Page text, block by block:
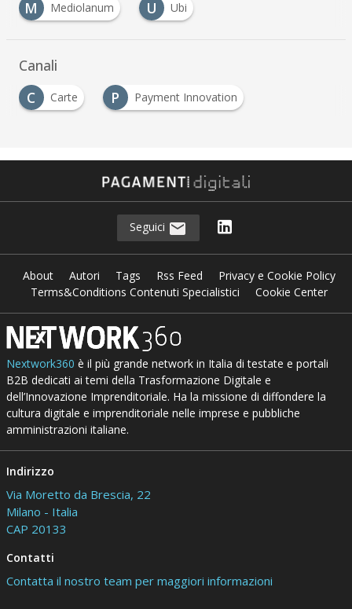
M
Mediolanum U Ubi
Canali
C
Carte P Payment Innovation
Seguici
About Autori Tags Rss Feed
Privacy e Cookie Policy
Terms&Conditions Contenuti Specialistici
Cookie Center
Nextwork360 è il più grande network in Italia di testate e portali
B2B dedicati ai temi della Trasformazione Digitale e
dell’Innovazione Imprenditoriale. Ha la missione di diffondere la
cultura digitale e imprenditoriale nelle imprese e pubbliche
amministrazioni italiane.
Indirizzo
Via Moretto da Brescia, 22
Milano - Italia
CAP 20133
Contatti
Contatta il nostro team per maggiori informazioni